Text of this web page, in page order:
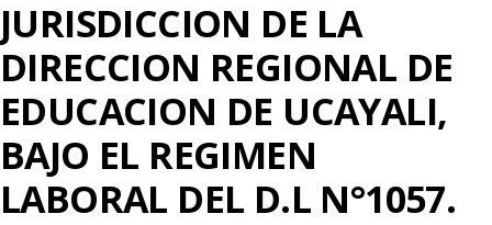
JURISDICCION DE LA
DIRECCION REGIONAL DE
EDUCACION DE UCAYALI,
BAJO EL REGIMEN
LABORAL DEL D.L N°1057.